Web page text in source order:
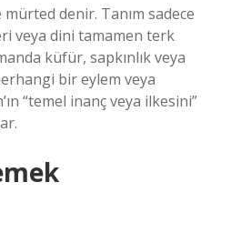
denir. Tanım sadece
veya dini tamamen terk
küfür, sapkınlık veya
bir eylem veya
“temel inanç veya ilkesini”